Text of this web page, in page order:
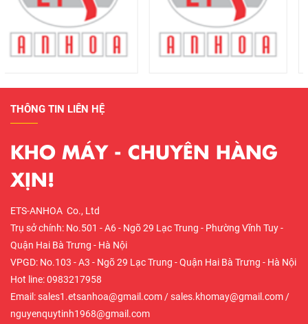
THÔNG TIN LIÊN HỆ
KHO MÁY - CHUYÊN HÀNG
XỊN!
ETS-ANHOA Co., Ltd
Trụ sở chính: No.501 - A6 - Ngõ 29 Lạc Trung - Phường Vĩnh Tuy -
Quận Hai Bà Trưng - Hà Nội
VPGD: No.103 - A3 - Ngõ 29 Lạc Trung - Quận Hai Bà Trưng - Hà Nội
Hot line: 0983217958
Email: sales1.etsanhoa@gmail.com / sales.khomay@gmail.com /
nguyenquytinh1968@gmail.com